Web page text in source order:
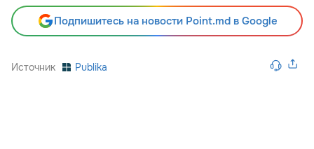
Подпишитесь на новости Point.md в Google
Источник Publika